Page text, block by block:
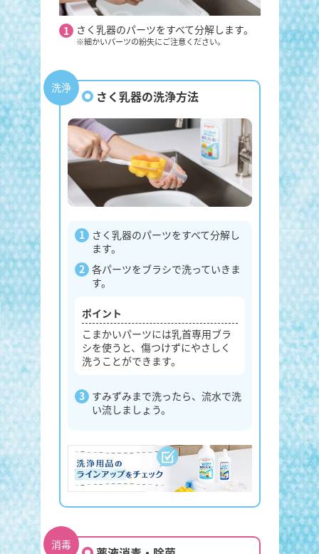
1 さく乳器のパーツをすべて分解します。
※細かいパーツの紛失にご注意ください。
洗剤を
洗いま
洗浄
さく乳器の洗浄方法
さく乳器のパーツをすべて分解し
ます。
各パーツをブラシで洗っていきま
す。
ポイント
こまかいパーツには乳首専用ブラ
シを使うと、傷つけずにやさしく
洗うことができます。
すみずみまで洗ったら、流水で洗
い流しましょう。
消毒